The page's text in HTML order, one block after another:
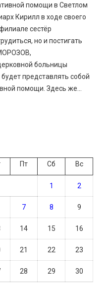
помощи в Светлом
Кирилл в ходе своего
сестёр
но и постигать
больницы
представлять собой
помощи. Здесь же...
Пт Сб Вс
1 2
7 8 9
14 15 16
21 22 23
28 29 30